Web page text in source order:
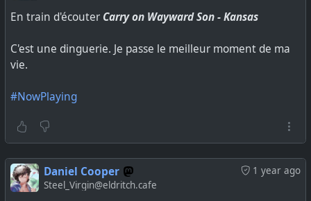
En train d'écouter Carry on Wayward Son - Kansas
C'est une dinguerie. Je passe le meilleur moment de ma
vie.
#NowPlaying
1 year ago
Daniel Cooper
Steel_Virgin@eldritch.cafe